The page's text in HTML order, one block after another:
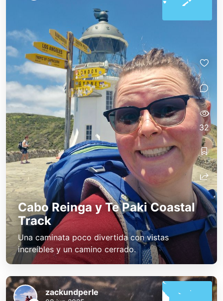
Cabo Reinga y Te Paki Coastal
Track
Una caminata poco divertida con vistas
increíbles y un camino cerrado.
32
zackundperle